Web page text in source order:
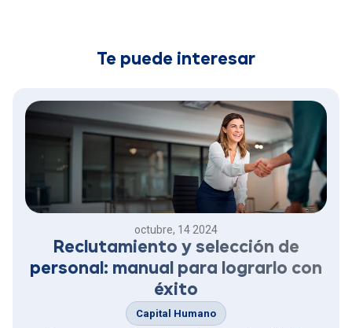
Te puede interesar
octubre, 14 2024
Reclutamiento y selección de
personal: manual para lograrlo con
éxito
Capital Humano